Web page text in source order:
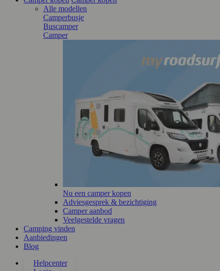
Alle modellen
Camperbusje
Buscamper
Camper
Nu een camper kopen
Adviesgesprek & bezichtiging
Camper aanbod
Veelgestelde vragen
Camping vinden
Aanbiedingen
Blog
Helpcenter